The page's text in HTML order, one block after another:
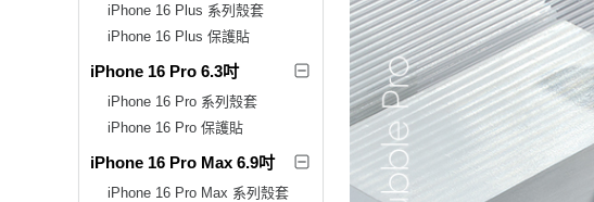
iPhone 16 Plus 系列殼套
iPhone 16 Plus 保護貼
iPhone 16 Pro 6.3吋
iPhone 16 Pro 系列殼套
iPhone 16 Pro 保護貼
iPhone 16 Pro Max 6.9吋
iPhone 16 Pro Max 系列殼套